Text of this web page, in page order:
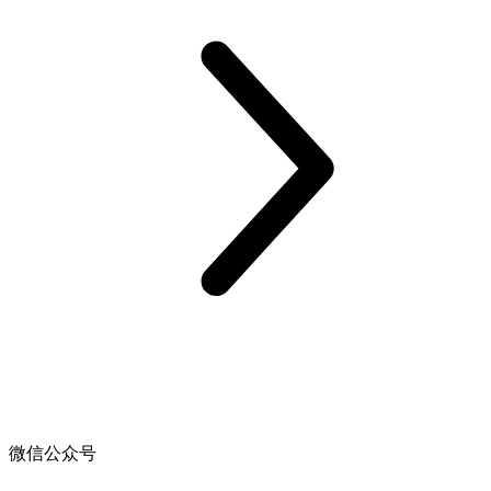
微信公众号